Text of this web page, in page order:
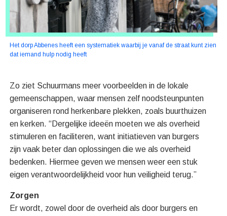
Het dorp Abbenes heeft een systematiek waarbij je vanaf de straat kunt zien
dat iemand hulp nodig heeft
Zo ziet Schuurmans meer voorbeelden in de lokale
gemeenschappen, waar mensen zelf noodsteunpunten
organiseren rond herkenbare plekken, zoals buurthuizen
en kerken. “Dergelijke ideeën moeten we als overheid
stimuleren en faciliteren, want initiatieven van burgers
zijn vaak beter dan oplossingen die we als overheid
bedenken. Hiermee geven we mensen weer een stuk
eigen verantwoordelijkheid voor hun veiligheid terug.”
Zorgen
Er wordt, zowel door de overheid als door burgers en